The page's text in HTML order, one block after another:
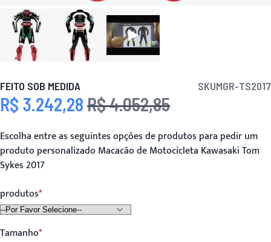
FEITO SOB MEDIDA SKUMGR-TS2017
Preço Especial
R$ 3.242,28 Preço
R$ 4.052,85
Escolha entre as seguintes opções de produtos para pedir um
produto personalizado Macacão de Motocicleta Kawasaki Tom
Sykes 2017
produtos
Tamanho